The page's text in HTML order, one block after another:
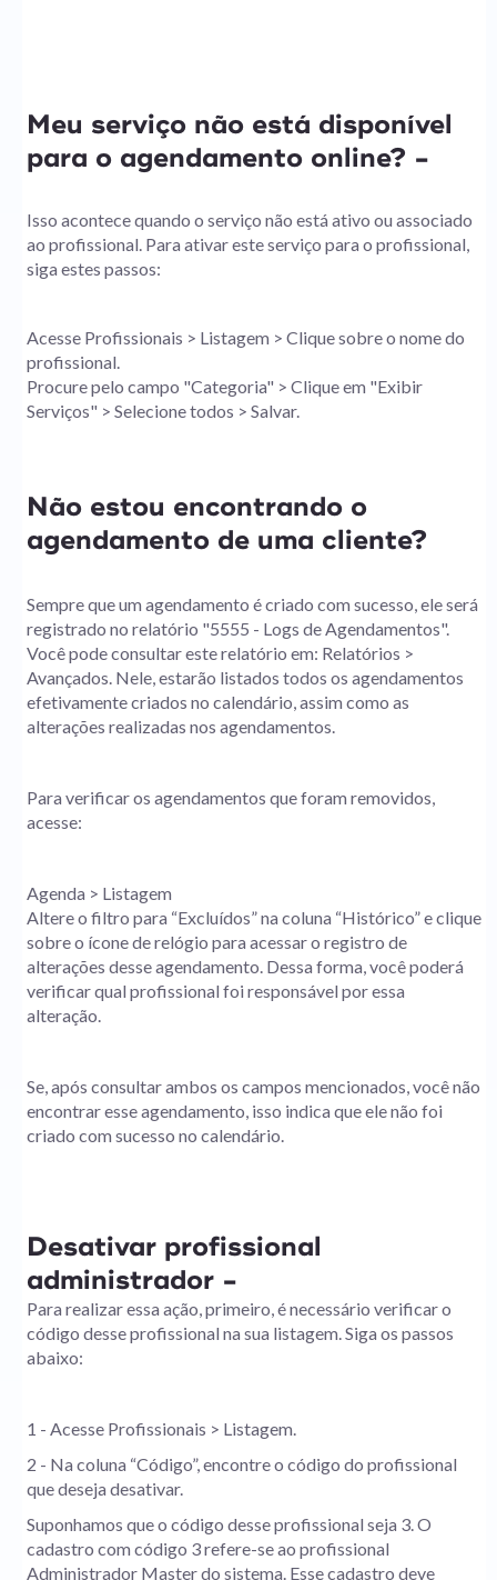
Meu serviço não está disponível
para o agendamento online? -
Isso acontece quando o serviço não está ativo ou associado
ao profissional. Para ativar este serviço para o profissional,
siga estes passos:
Acesse Profissionais > Listagem > Clique sobre o nome do
profissional.
Procure pelo campo "Categoria" > Clique em "Exibir
Serviços" > Selecione todos > Salvar.
Não estou encontrando o
agendamento de uma cliente?
Sempre que um agendamento é criado com sucesso, ele será
registrado no relatório "5555 - Logs de Agendamentos".
Você pode consultar este relatório em: Relatórios >
Avançados. Nele, estarão listados todos os agendamentos
efetivamente criados no calendário, assim como as
alterações realizadas nos agendamentos.
Para verificar os agendamentos que foram removidos,
acesse:
Agenda > Listagem
Altere o filtro para “Excluídos” na coluna “Histórico” e clique
sobre o ícone de relógio para acessar o registro de
alterações desse agendamento. Dessa forma, você poderá
verificar qual profissional foi responsável por essa
alteração.
Se, após consultar ambos os campos mencionados, você não
encontrar esse agendamento, isso indica que ele não foi
criado com sucesso no calendário.
Desativar profissional
administrador -
Para realizar essa ação, primeiro, é necessário verificar o
código desse profissional na sua listagem. Siga os passos
abaixo:
1 - Acesse Profissionais > Listagem.
2 - Na coluna “Código”, encontre o código do profissional
que deseja desativar.
Suponhamos que o código desse profissional seja 3. O
cadastro com código 3 refere-se ao profissional
Administrador Master do sistema. Esse cadastro deve